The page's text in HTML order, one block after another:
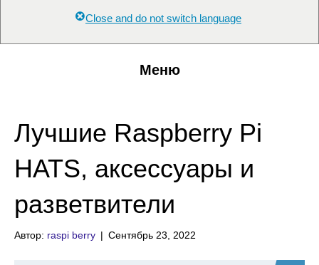
Close and do not switch language
Меню
Лучшие Raspberry Pi
HATS, аксессуары и
разветвители
Автор: raspi berry | Сентябрь 23, 2022